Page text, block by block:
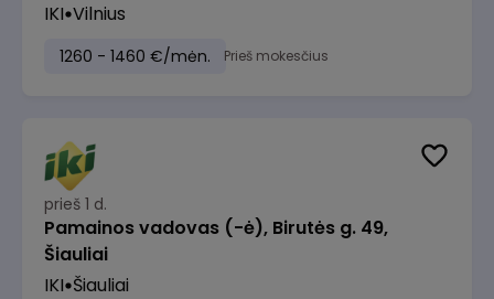
IKI Vilnius
1260 - 1460 €/mėn. Prieš mokesčius
prieš 1 d.
Pamainos vadovas (-ė), Birutės g. 49,
Šiauliai
IKI Šiauliai